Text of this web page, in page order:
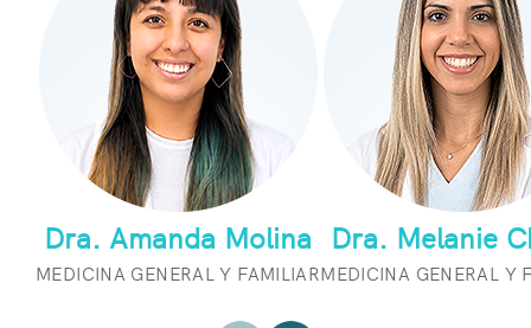
Dra. Amanda Molina
MEDICINA GENERAL Y FAMILIAR
Dra. Melanie
MEDICINA GENERAL Y